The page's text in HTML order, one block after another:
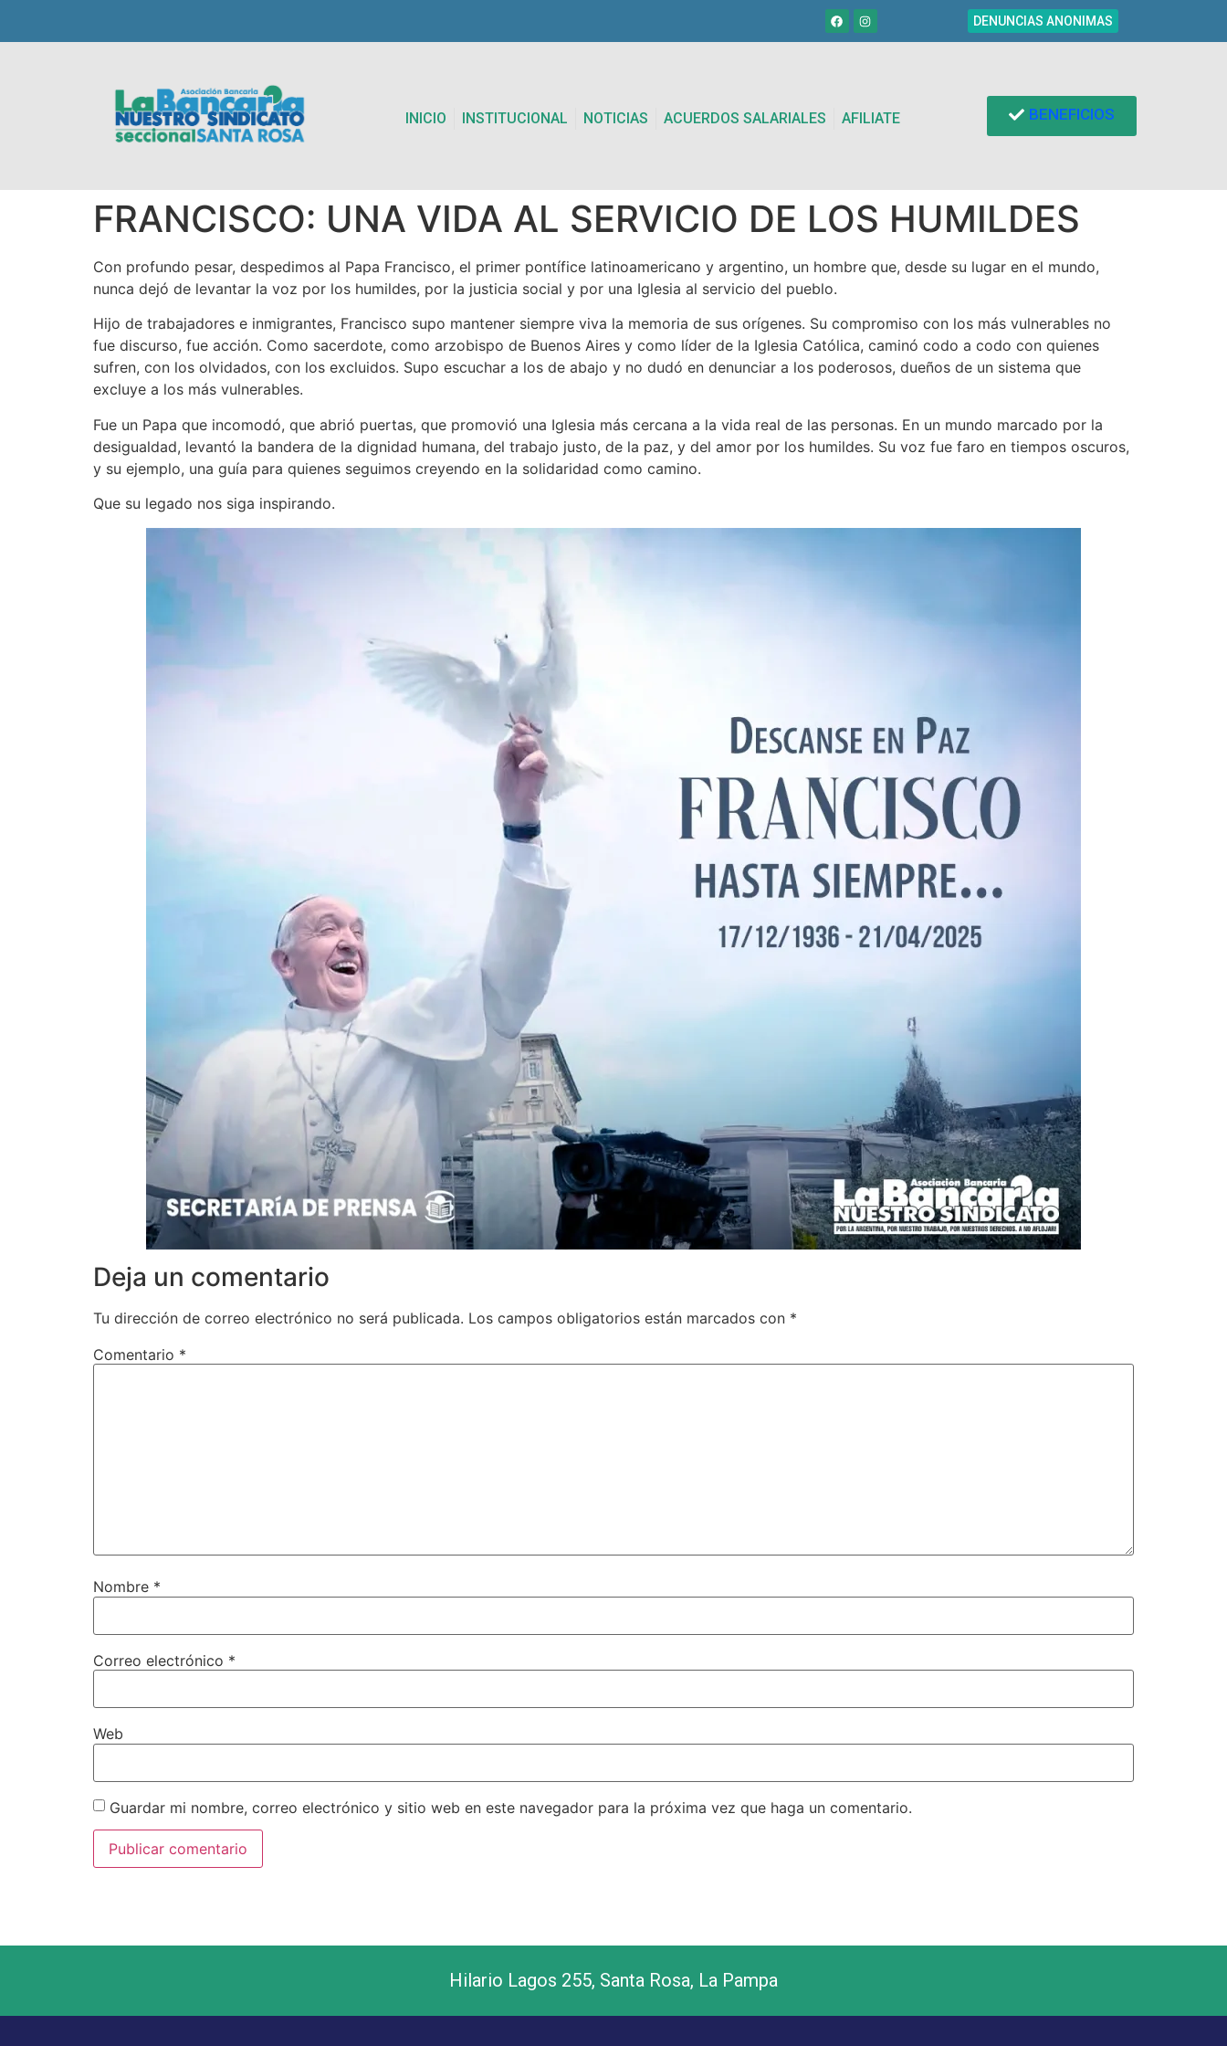
DENUNCIAS ANONIMAS
INICIO INSTITUCIONAL NOTICIAS ACUERDOS SALARIALES AFILIATE BENEFICIOS
FRANCISCO: UNA VIDA AL SERVICIO DE LOS HUMILDES
Con profundo pesar, despedimos al Papa Francisco, el primer pontífice latinoamericano y argentino, un hombre que, desde su lugar en el mundo,
nunca dejó de levantar la voz por los humildes, por la justicia social y por una Iglesia al servicio del pueblo.
Hijo de trabajadores e inmigrantes, Francisco supo mantener siempre viva la memoria de sus orígenes. Su compromiso con los más vulnerables no
fue discurso, fue acción. Como sacerdote, como arzobispo de Buenos Aires y como líder de la Iglesia Católica, caminó codo a codo con quienes
sufren, con los olvidados, con los excluidos. Supo escuchar a los de abajo y no dudó en denunciar a los poderosos, dueños de un sistema que
excluye a los más vulnerables.
Fue un Papa que incomodó, que abrió puertas, que promovió una Iglesia más cercana a la vida real de las personas. En un mundo marcado por la
desigualdad, levantó la bandera de la dignidad humana, del trabajo justo, de la paz, y del amor por los humildes. Su voz fue faro en tiempos oscuros,
y su ejemplo, una guía para quienes seguimos creyendo en la solidaridad como camino.
Que su legado nos siga inspirando.
Deja un comentario
Tu dirección de correo electrónico no será publicada. Los campos obligatorios están marcados con *
Comentario *
Nombre *
Correo electrónico *
Web
Guardar mi nombre, correo electrónico y sitio web en este navegador para la próxima vez que haga un comentario.
Hilario Lagos 255, Santa Rosa, La Pampa